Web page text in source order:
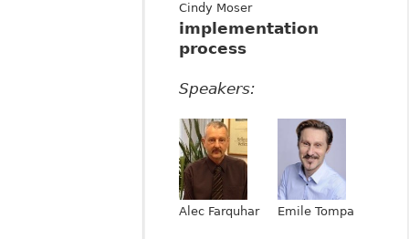
Cindy Moser
implementation
process
Speakers:
Alec Farquhar Emile Tompa